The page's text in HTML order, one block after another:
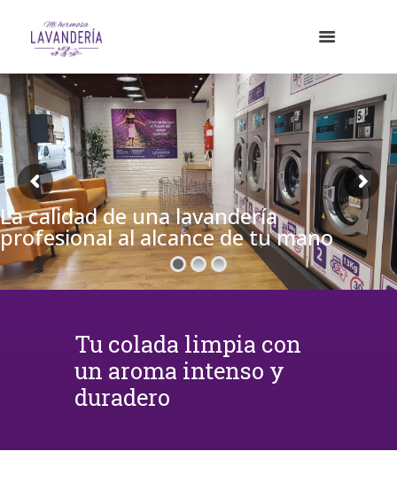
La calidad de una lavandería
profesional al alcance de tu mano
Tu colada limpia con
un aroma intenso y
duradero